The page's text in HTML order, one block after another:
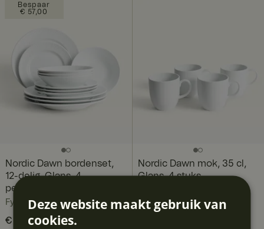
Bespaar
€ 57,00
Nordic Dawn bordenset,
12-delig, Glans, 4
personen
Fyrklövern
Huidige prijs:
€ 161,80 € 218,80
Nordic Dawn mok, 35 cl,
Glans, 4 stuks
Deze website maakt gebruik van
cookies.